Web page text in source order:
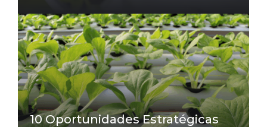
10 Oportunidades Estratégicas